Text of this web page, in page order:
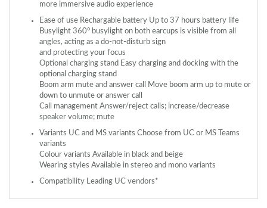
more immersive audio experience
Ease of use Rechargable battery Up to 37 hours battery life
Busylight 360° busylight on both earcups is visible from all
angles, acting as a do-not-disturb sign
and protecting your focus
Optional charging stand Easy charging and docking with the
optional charging stand
Boom arm mute and answer call Move boom arm up to mute or
down to unmute or answer call
Call management Answer/reject calls; increase/decrease
speaker volume; mute
Variants UC and MS variants Choose from UC or MS Teams
variants
Colour variants Available in black and beige
Wearing styles Available in stereo and mono variants
Compatibility Leading UC vendors*